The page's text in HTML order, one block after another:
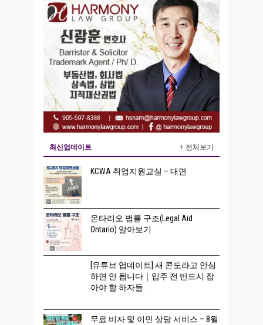
최신업데이트 + 전체보기
KCWA 취업지원교실 – 대면
온타리오 법률 구조(Legal Aid
Ontario) 알아보기
[유튜브 업데이트] 새 콘도라고 안심
하면 안 됩니다｜입주 전 반드시 잡
아야 할 하자들.
무료 비자 및 이민 상담 서비스 – 8월